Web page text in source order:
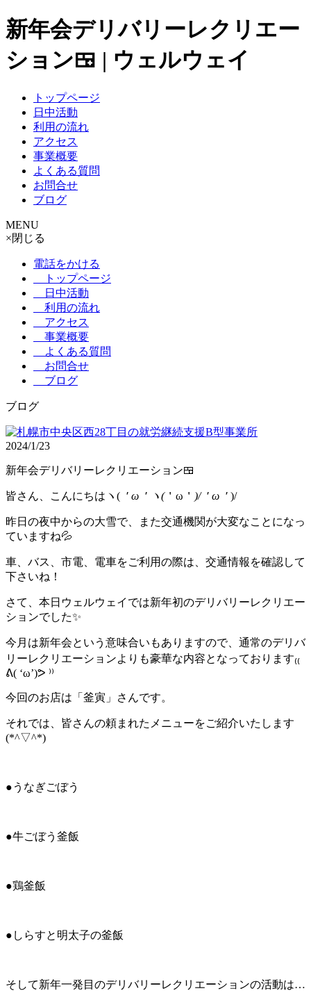
新年会デリバリーレクリエー
ション🍱 | ウェルウェイ
トップページ
日中活動
利用の流れ
アクセス
事業概要
よくある質問
お問合せ
ブログ
MENU
×閉じる
電話をかける
トップページ
日中活動
利用の流れ
アクセス
事業概要
よくある質問
お問合せ
ブログ
ブログ
2024/1/23
新年会デリバリーレクリエーション🍱
皆さん、こんにちはヽ( ＇ω＇ヽ(＇ω＇ )/＇ω＇ )/
昨日の夜中からの大雪で、また交通機関が大変なことになっ
ていますね💦
車、バス、市電、電車をご利用の際は、交通情報を確認して
下さいね！
さて、本日ウェルウェイでは新年初のデリバリーレクリエー
ションでした✨
今月は新年会という意味合いもありますので、通常のデリバ
リーレクリエーションよりも豪華な内容となっております₍₍
ᕕ( ‘ω’)ᕗ ⁾⁾
今回のお店は「釜寅」さんです。
それでは、皆さんの頼まれたメニューをご紹介いたします
(*^▽^*)
●うなぎごぼう
●牛ごぼう釜飯
●鶏釜飯
●しらすと明太子の釜飯
そして新年一発目のデリバリーレクリエーションの活動は…